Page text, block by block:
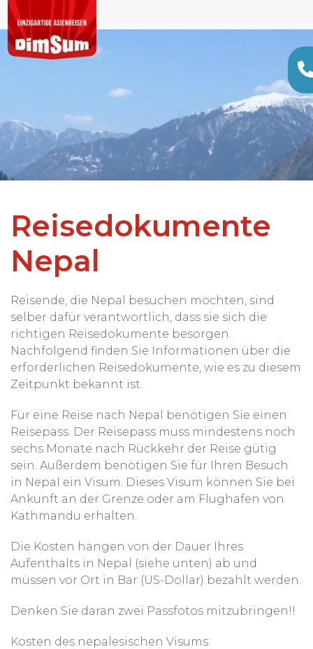
Reisedokumente
Nepal
Reisende, die Nepal besuchen möchten, sind
selber dafür verantwortlich, dass sie sich die
richtigen Reisedokumente besorgen.
Nachfolgend finden Sie Informationen über die
erforderlichen Reisedokumente, wie es zu diesem
Zeitpunkt bekannt ist.
Für eine Reise nach Nepal benötigen Sie einen
Reisepass. Der Reisepass muss mindestens noch
sechs Monate nach Rückkehr der Reise gütig
sein. Außerdem benötigen Sie für Ihren Besuch
in Nepal ein Visum. Dieses Visum können Sie bei
Ankunft an der Grenze oder am Flughafen von
Kathmandu erhalten.
Die Kosten hängen von der Dauer Ihres
Aufenthalts in Nepal (siehe unten) ab und
müssen vor Ort in Bar (US-Dollar) bezahlt werden.
Denken Sie daran zwei Passfotos mitzubringen!!
Kosten des nepalesischen Visums: